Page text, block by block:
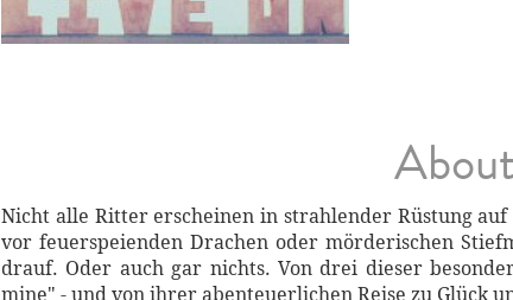
Nicht alle Ritter erscheinen in strahlender Rüstung
vor feuerspeienden Drachen oder mörderischen
drauf. Oder auch gar nichts. Von drei dieser
mine" - und von ihrer abenteuerlichen Reise zu Glück